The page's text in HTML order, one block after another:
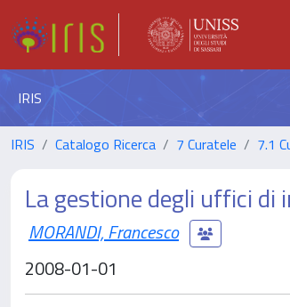
IRIS
IRIS Catalogo Ricerca 7 Curatele 7.1
La gestione degli uffici
MORANDI, Francesco
2008-01-01